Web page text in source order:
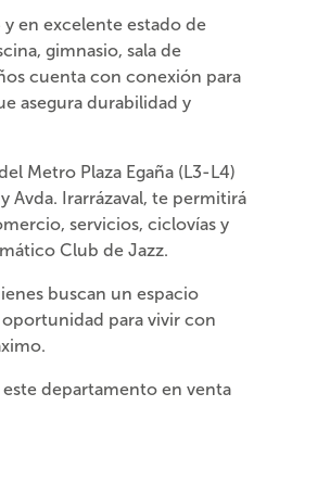
en excelente estado de
gimnasio, sala de
cuenta con conexión para
asegura durabilidad y
Metro Plaza Egaña (L3-L4)
Avda. Irarrázaval, te permitirá
servicios, ciclovías y
Club de Jazz.
buscan un espacio
para vivir con
departamento en venta